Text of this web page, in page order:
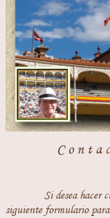
Si desea hacer
siguiente formulario